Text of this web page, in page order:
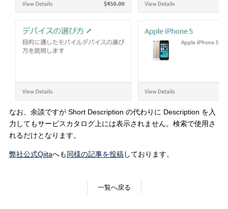
なお、余談ですが Short Description の代わりに Description を入
力してもサービスカタログ上には表示されません。検索で使用さ
れるだけとなります。
弊社公式Qiitaへも同様の記事を投稿しております。
一覧へ戻る